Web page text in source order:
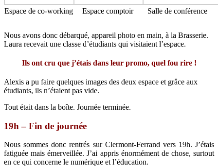
Espace de co-working Espace comptoir Salle de conférence
Nous avons donc débarqué, appareil photo en main, à la Brasserie.
Laura recevait une classe d’étudiants qui visitaient l’espace.
Ils ont cru que j’étais dans leur promo, quel fou rire !
Alexis a pu faire quelques images des deux espace et grâce aux
étudiants, ils n’étaient pas vide.
Tout était dans la boîte. Journée terminée.
19h – Fin de journée
Nous sommes donc rentrés sur Clermont-Ferrand vers 19h. J’étais
fatiguée mais émerveillée. J’ai appris énormément de chose, surtout
en ce qui concerne le numérique et l’éducation.